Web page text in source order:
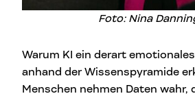
Foto: Nina
Warum KI ein derart
anhand der Wissenspyramide
Menschen nehmen Daten wahr,